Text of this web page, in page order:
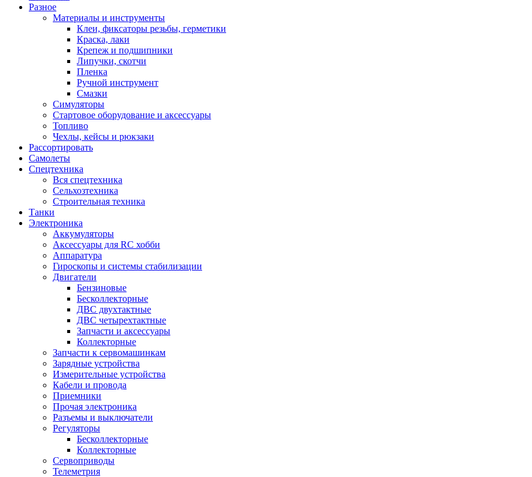
Разное
Материалы и инструменты
Клеи, фиксаторы резьбы, герметики
Краска, лаки
Крепеж и подшипники
Липучки, скотчи
Пленка
Ручной инструмент
Смазки
Симуляторы
Стартовое оборудование и аксессуары
Топливо
Чехлы, кейсы и рюкзаки
Рассортировать
Самолеты
Спецтехника
Вся спецтехника
Сельхозтехника
Строительная техника
Танки
Электроника
Аккумуляторы
Аксессуары для RC хобби
Аппаратура
Гироскопы и системы стабилизации
Двигатели
Бензиновые
Бесколлекторные
ДВС двухтактные
ДВС четырехтактные
Запчасти и аксессуары
Коллекторные
Запчасти к сервомашинкам
Зарядные устройства
Измерительные устройства
Кабели и провода
Приемники
Прочая электроника
Разъемы и выключатели
Регуляторы
Бесколлекторные
Коллекторные
Сервоприводы
Телеметрия